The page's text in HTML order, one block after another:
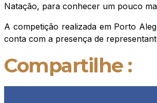
Natação, para conhecer um pouco
A competição realizada em Porto
conta com a presença de
Compartilhe :